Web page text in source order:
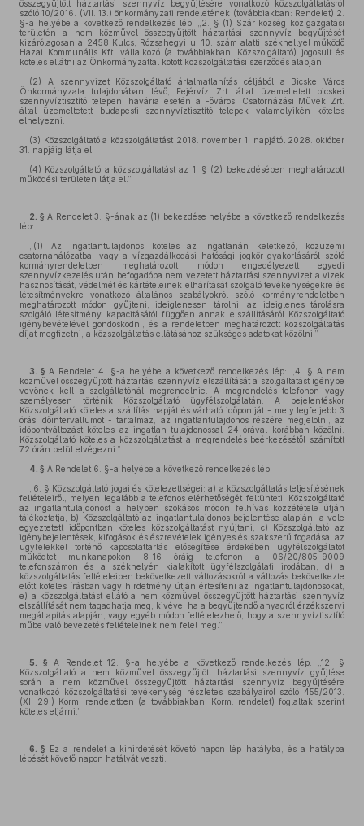
összegyűjtött háztartási szennyvíz begyűjtésére vonatkozó közszolgáltatásról
szóló 10/2016. (VII. 13.) önkormányzati rendeletének (továbbiakban: Rendelet) 2.
§-a helyébe a következő rendelkezés lép: „2. § (1) Szár község közigazgatási
területén a nem közművel összegyűjtött háztartási szennyvíz begyűjtését
kizárólagosan a 2458 Kulcs, Rózsahegyi u. 10. szám alatti székhellyel működő
Hazai Kommunális Kft. vállalkozó (a továbbiakban: Közszolgáltató) jogosult és
köteles ellátni az Önkormányzattal kötött közszolgáltatási szerződés alapján.
(2) A szennyvizet Közszolgáltató ártalmatlanítás céljából a Bicske Város
Önkormányzata tulajdonában lévő, Fejérvíz Zrt. által üzemeltetett bicskei
szennyvíztisztító telepen, havária esetén a Fővárosi Csatornázási Művek Zrt.
által üzemeltetett budapesti szennyvíztisztító telepek valamelyikén köteles
elhelyezni.
(3) Közszolgáltató a közszolgáltatást 2018. november 1. napjától 2028. október
31. napjáig látja el.
(4) Közszolgáltató a közszolgáltatást az 1. § (2) bekezdésében meghatározott
működési területen látja el.”
2. § A Rendelet 3. §-ának az (1) bekezdése helyébe a következő rendelkezés
lép:
„(1) Az ingatlantulajdonos köteles az ingatlanán keletkező, közüzemi
csatornahálózatba, vagy a vízgazdálkodási hatósági jogkör gyakorlásáról szóló
kormányrendeletben meghatározott módon engedélyezett egyedi
szennyvízkezelés után befogadóba nem vezetett háztartási szennyvizet a vizek
hasznosítását, védelmét és kártételeinek elhárítását szolgáló tevékenységekre és
létesítményekre vonatkozó általános szabályokról szóló kormányrendeletben
meghatározott módon gyűjteni, ideiglenesen tárolni, az ideiglenes tárolásra
szolgáló létesítmény kapacitásától függően annak elszállításáról Közszolgáltató
igénybevételével gondoskodni, és a rendeletben meghatározott közszolgáltatás
díjat megfizetni, a közszolgáltatás ellátásához szükséges adatokat közölni.”
3. § A Rendelet 4. §-a helyébe a következő rendelkezés lép: „4. § A nem
közművel összegyűjtött háztartási szennyvíz elszállítását a szolgáltatást igénybe
vevőnek kell a szolgáltatónál megrendelnie. A megrendelés telefonon vagy
személyesen történik Közszolgáltató ügyfélszolgálatán. A bejelentéskor
Közszolgáltató köteles a szállítás napját és várható időpontját - mely legfeljebb 3
órás időintervallumot - tartalmaz, az ingatlantulajdonos részére megjelölni, az
időpontváltozást köteles az ingatlan-tulajdonossal 24 órával korábban közölni.
Közszolgáltató köteles a közszolgáltatást a megrendelés beérkezésétől számított
72 órán belül elvégezni.”
4. § A Rendelet 6. §-a helyébe a következő rendelkezés lép:
„6. § Közszolgáltató jogai és kötelezettségei: a) a közszolgáltatás teljesítésének
feltételeiről, melyen legalább a telefonos elérhetőségét feltünteti, Közszolgáltató
az ingatlantulajdonost a helyben szokásos módon felhívás közzététele útján
tájékoztatja, b) Közszolgáltató az ingatlantulajdonos bejelentése alapján, a vele
egyeztetett időpontban köteles közszolgáltatást nyújtani, c) Közszolgáltató az
igénybejelentések, kifogások és észrevételek igényes és szakszerű fogadása, az
ügyfelekkel történő kapcsolattartás elősegítése érdekében ügyfélszolgálatot
működtet munkanapokon 8-16 óráig telefonon a 06/20/805-9009
telefonszámon és a székhelyén kialakított ügyfélszolgálati irodában, d) a
közszolgáltatás feltételeiben bekövetkezett változásokról a változás bekövetkezte
előtt köteles írásban vagy hirdetmény útján értesíteni az ingatlantulajdonosokat,
e) a közszolgáltatást ellátó a nem közművel összegyűjtött háztartási szennyvíz
elszállítását nem tagadhatja meg, kivéve, ha a begyűjtendő anyagról érzékszervi
megállapítás alapján, vagy egyéb módon feltételezhető, hogy a szennyvíztisztító
műbe való bevezetés feltételeinek nem felel meg.”
5. § A Rendelet 12. §-a helyébe a következő rendelkezés lép: „12. §
Közszolgáltató a nem közművel összegyűjtött háztartási szennyvíz gyűjtése
során a nem közművel összegyűjtött háztartási szennyvíz begyűjtésére
vonatkozó közszolgáltatási tevékenység részletes szabályairól szóló 455/2013.
(XI. 29.) Korm. rendeletben (a továbbiakban: Korm. rendelet) foglaltak szerint
köteles eljárni.”
6. § Ez a rendelet a kihirdetését követő napon lép hatályba, és a hatályba
lépését követő napon hatályát veszti.